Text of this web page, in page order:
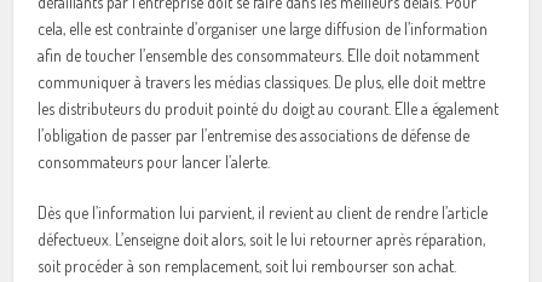
cela, elle est contrainte d’organiser une large diffusion de l’information
afin de toucher l’ensemble des consommateurs. Elle doit notamment
communiquer à travers les médias classiques. De plus, elle doit mettre
les distributeurs du produit pointé du doigt au courant. Elle a également
l’obligation de passer par l’entremise des associations de défense de
consommateurs pour lancer l’alerte.
Dès que l’information lui parvient, il revient au client de rendre l’article
défectueux. L’enseigne doit alors, soit le lui retourner après réparation,
soit procéder à son remplacement, soit lui rembourser son achat.